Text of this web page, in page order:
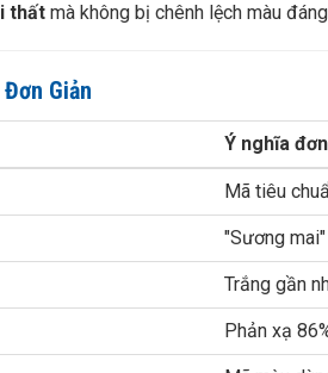
thất mà không bị chênh lệch màu
Giản
Ý nghĩa
Mã tiêu
"Sương
Trắng gần
Phản xạ